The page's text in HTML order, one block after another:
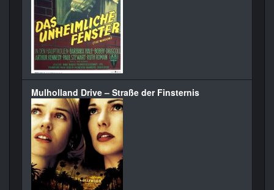
Mulholland Drive – Straße der Finsternis